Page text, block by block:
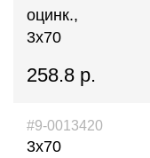
оцинк.,
3х70
258.8 р.
#9-0013420
3х70